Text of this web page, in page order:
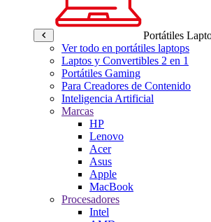
Portátiles
Ver todo en portátiles laptops
Laptos y Convertibles 2 en 1
Portátiles Gaming
Para Creadores de Contenido
Inteligencia Artificial
Marcas
HP
Lenovo
Acer
Asus
Apple
MacBook
Procesadores
Intel